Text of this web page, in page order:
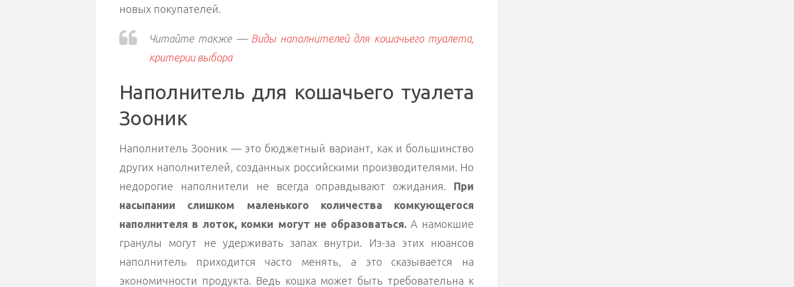
новых покупателей.
Читайте также — Виды наполнителей для кошачьего туалета,
критерии выбора
Наполнитель для кошачьего туалета
Зооник
Наполнитель Зооник — это бюджетный вариант, как и большинство
других наполнителей, созданных российскими производителями. Но
недорогие наполнители не всегда оправдывают ожидания. При
насыпании слишком маленького количества комкующегося
наполнителя в лоток, комки могут не образоваться.А намокшие
гранулы могут не удерживать запах внутри. Из-за этих нюансов
наполнитель приходится часто менять, а это сказывается на
экономичности продукта. Ведь кошка может быть требовательна к